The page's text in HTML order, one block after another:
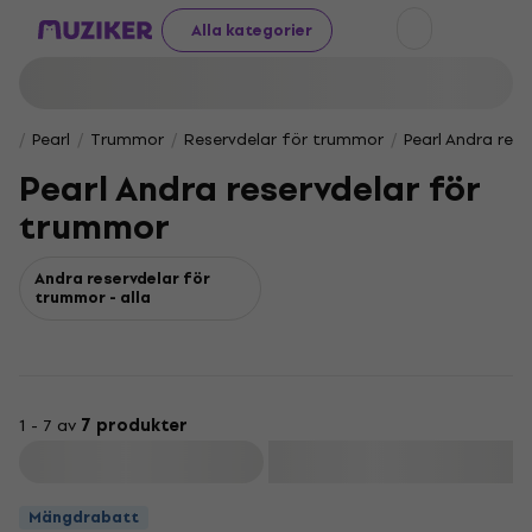
Alla kategorier
Pearl Trummor Reservdelar för trummor Pearl Andra
Pearl Andra reservdelar för
trummor
Andra reservdelar för
trummor - alla
1 - 7 av 7 produkter
Mängdrabatt